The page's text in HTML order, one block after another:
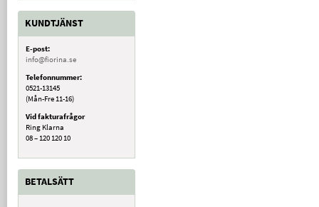
KUNDTJÄNST
E-post:
info@fiorina.se
Telefonnummer:
0521-13145
(Mån-Fre 11-16)
Vid fakturafrågor
Ring Klarna
08 – 120 120 10
BETALSÄTT